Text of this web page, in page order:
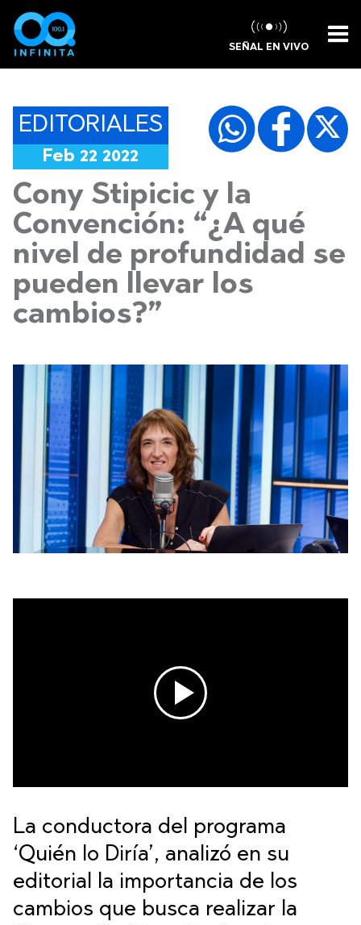
SEÑAL EN VIVO
EDITORIALES
Feb 22 2022
Cony Stipicic y la
Convención: “¿A qué
nivel de profundidad se
pueden llevar los
cambios?”
La conductora del programa
‘Quién lo Diría’, analizó en su
editorial la importancia de los
cambios que busca realizar la